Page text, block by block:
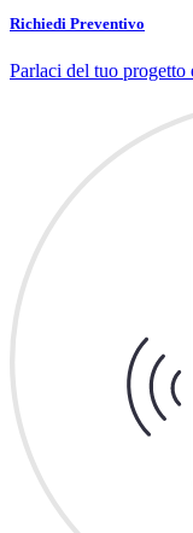
Richiedi Preventivo
Parlaci del tuo progetto